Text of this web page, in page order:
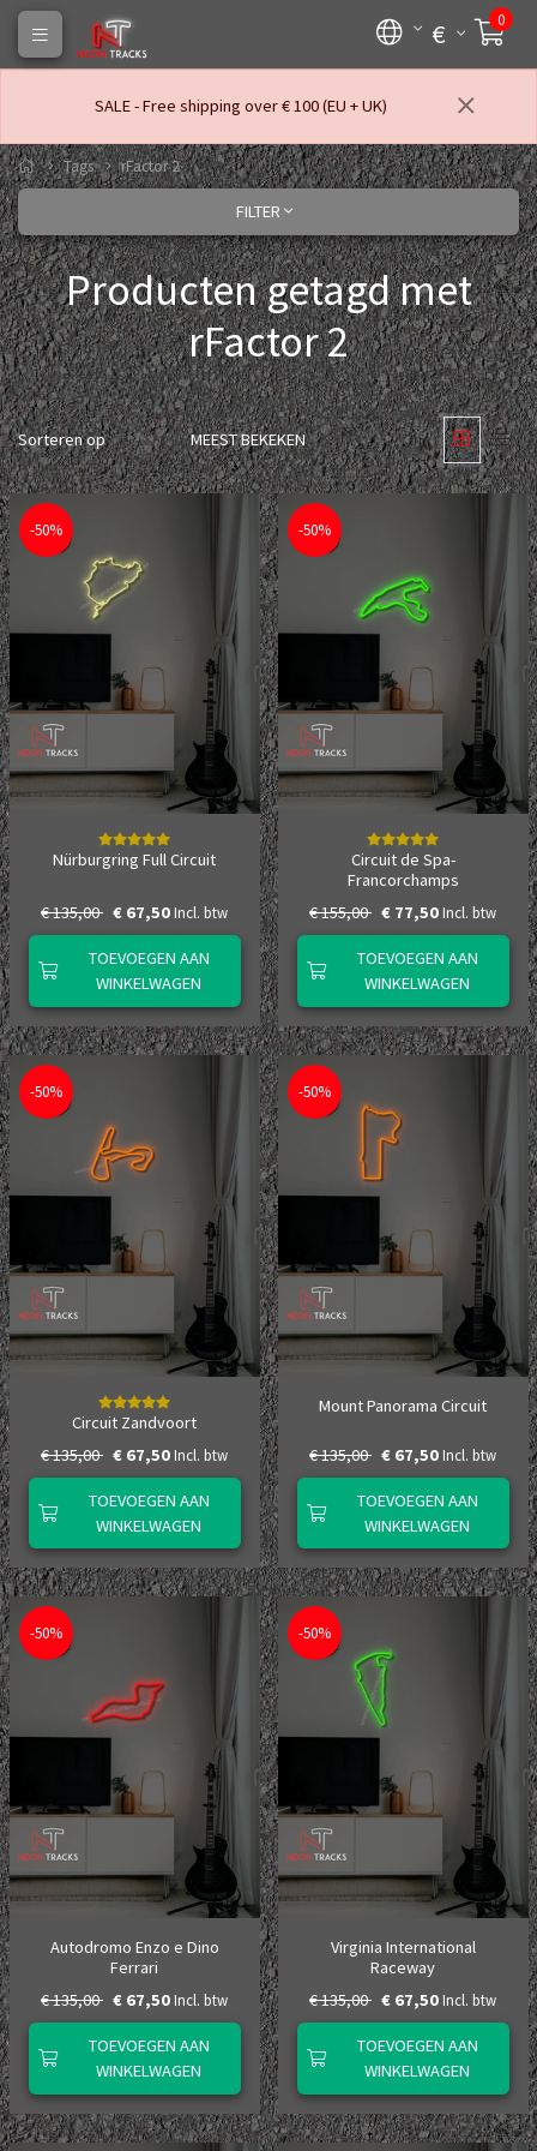
€ 0
SALE - Free shipping over € 100 (EU + UK)
Tags rFactor 2
FILTER
Producten getagd met
rFactor 2
Sorteren op MEEST BEKEKEN
-50%
Nürburgring Full Circuit
€ 135,00 € 67,50 Incl. btw
TOEVOEGEN AAN
WINKELWAGEN
-50%
Circuit de Spa-
Francorchamps
€ 155,00 € 77,50 Incl. btw
TOEVOEGEN AAN
WINKELWAGEN
-50%
Circuit Zandvoort
€ 135,00 € 67,50 Incl. btw
TOEVOEGEN AAN
WINKELWAGEN
-50%
Mount Panorama Circuit
€ 135,00 € 67,50 Incl. btw
TOEVOEGEN AAN
WINKELWAGEN
-50%
Autodromo Enzo e Dino
Ferrari
€ 135,00 € 67,50 Incl. btw
TOEVOEGEN AAN
WINKELWAGEN
-50%
Virginia International
Raceway
€ 135,00 € 67,50 Incl. btw
TOEVOEGEN AAN
WINKELWAGEN